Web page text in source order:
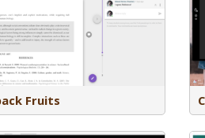
Fruits
Met Camera, kan je een webcam
gebruiken op je computer. Dit is een
ingebouwde app binnen Windows, en
veel andere applicaties maken gebruik
van de camera app (denk aan
videoconference applicaties)